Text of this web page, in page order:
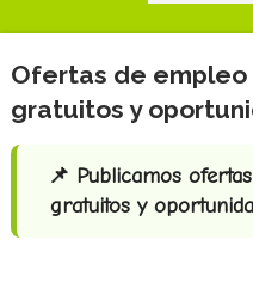
Ofertas de empleo
gratuitos y
📌 Publicamos
gratuitos y